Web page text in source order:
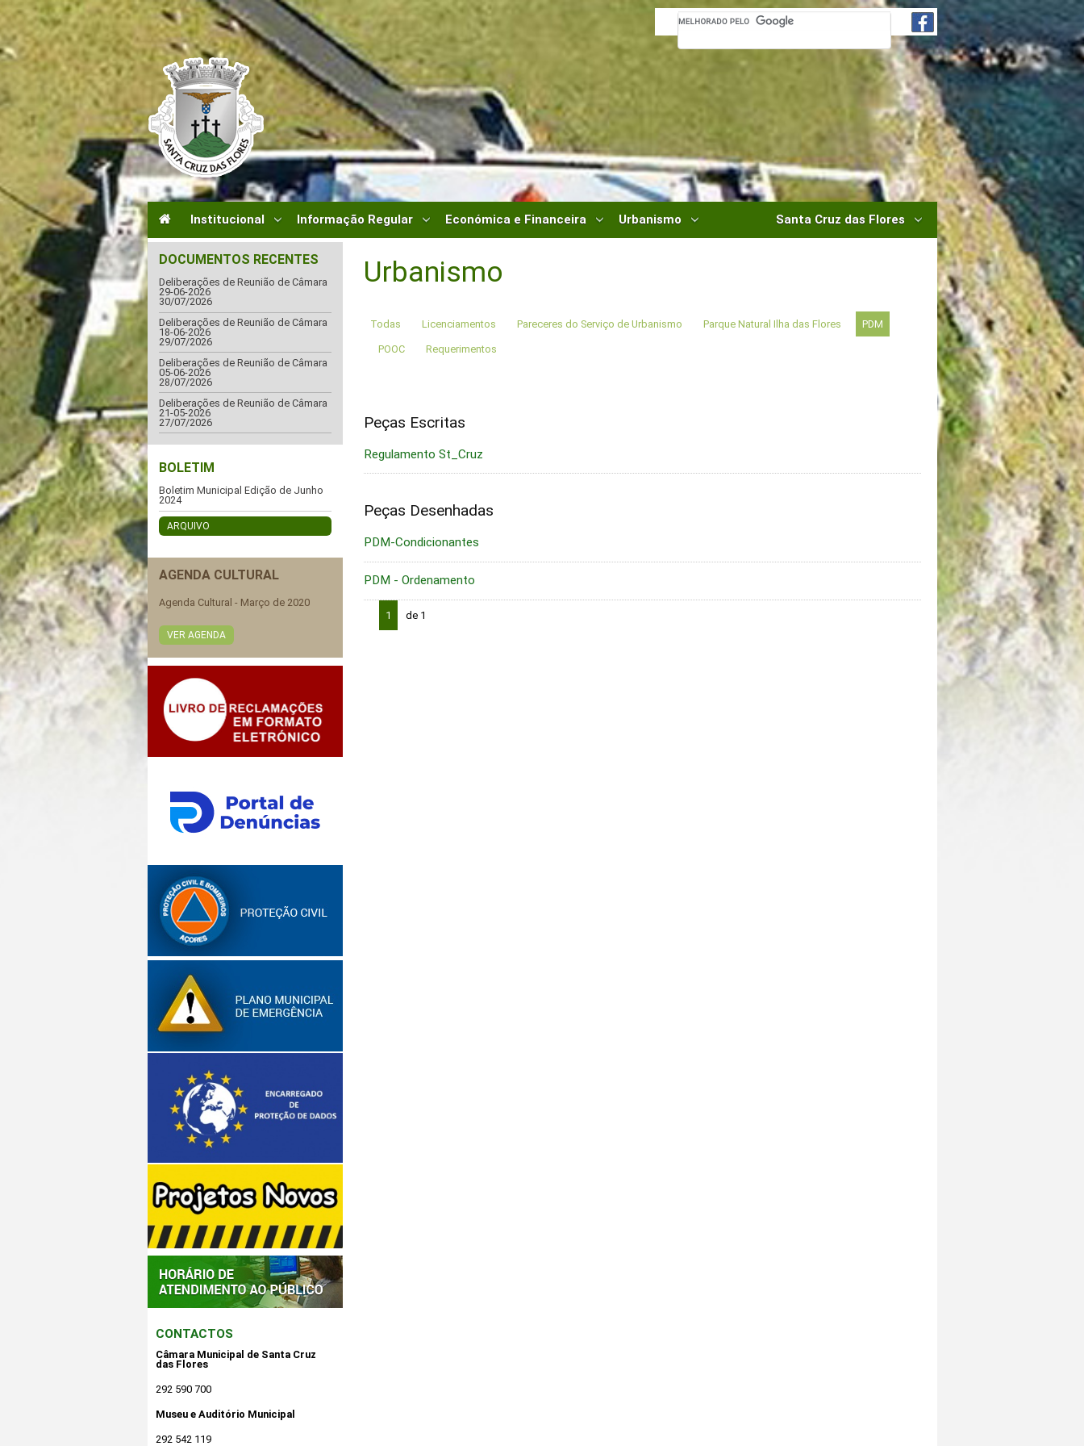
Institucional Informação Regular Económica e Financeira Urbanismo Santa Cruz das Flores
DOCUMENTOS RECENTES
Deliberações de Reunião de Câmara
29-06-2026
30/07/2026
Deliberações de Reunião de Câmara
18-06-2026
29/07/2026
Deliberações de Reunião de Câmara
05-06-2026
28/07/2026
Deliberações de Reunião de Câmara
21-05-2026
27/07/2026
BOLETIM
Boletim Municipal Edição de Junho
2024
ARQUIVO
AGENDA CULTURAL
Agenda Cultural - Março de 2020
VER AGENDA
CONTACTOS
Câmara Municipal de Santa Cruz
das Flores
292 590 700
Museu e Auditório Municipal
292 542 119
Urbanismo
Todas Licenciamentos Pareceres do Serviço de Urbanismo Parque Natural Ilha das Flores PDM
POOC Requerimentos
Peças Escritas
Regulamento St_Cruz
Peças Desenhadas
PDM-Condicionantes
PDM - Ordenamento
1 de 1